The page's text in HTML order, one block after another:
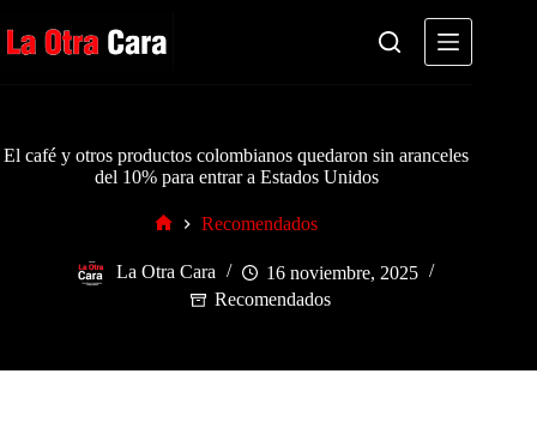
al
contenido
El café y otros productos colombianos quedaron sin aranceles
del 10% para entrar a Estados Unidos
Recomendados
La Otra Cara
16 noviembre, 2025
Recomendados